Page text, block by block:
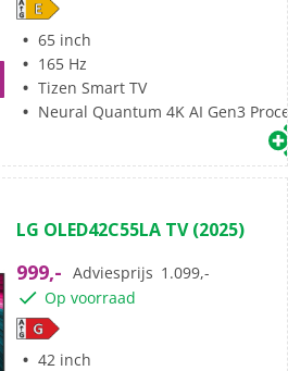
65 inch
165 Hz
Tizen Smart TV
Neural Quantum 4K AI Gen3
van
5
sterren.
108
beoordelingen
LG OLED42C55LA TV (2025)
999,- Adviesprijs 1.099,-
Op voorraad
42 inch